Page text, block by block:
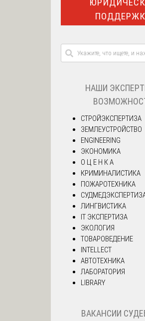
НАШИ
СТРОЙЭКСПЕРТИЗА
ЗЕМЛЕУСТРОЙСТВО
ENGINEERING
ЭКОНОМИКА
О Ц Е Н К А
КРИМИНАЛИСТИКА
ПОЖАРОТЕХНИКА
ЛИНГВИСТИКА
IT ЭКСПЕРТИЗА
ЭКОЛОГИЯ
ТОВАРОВЕДЕНИЕ
INTELLECT
АВТОТЕХНИКА
ЛАБОРАТОРИЯ
LIBRARY
ВАКАНСИИ